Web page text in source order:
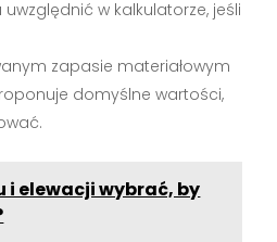
w kalkulatorze, jeśli
zapasie materiałowym
domyślne wartości,
i elewacji wybrać, by